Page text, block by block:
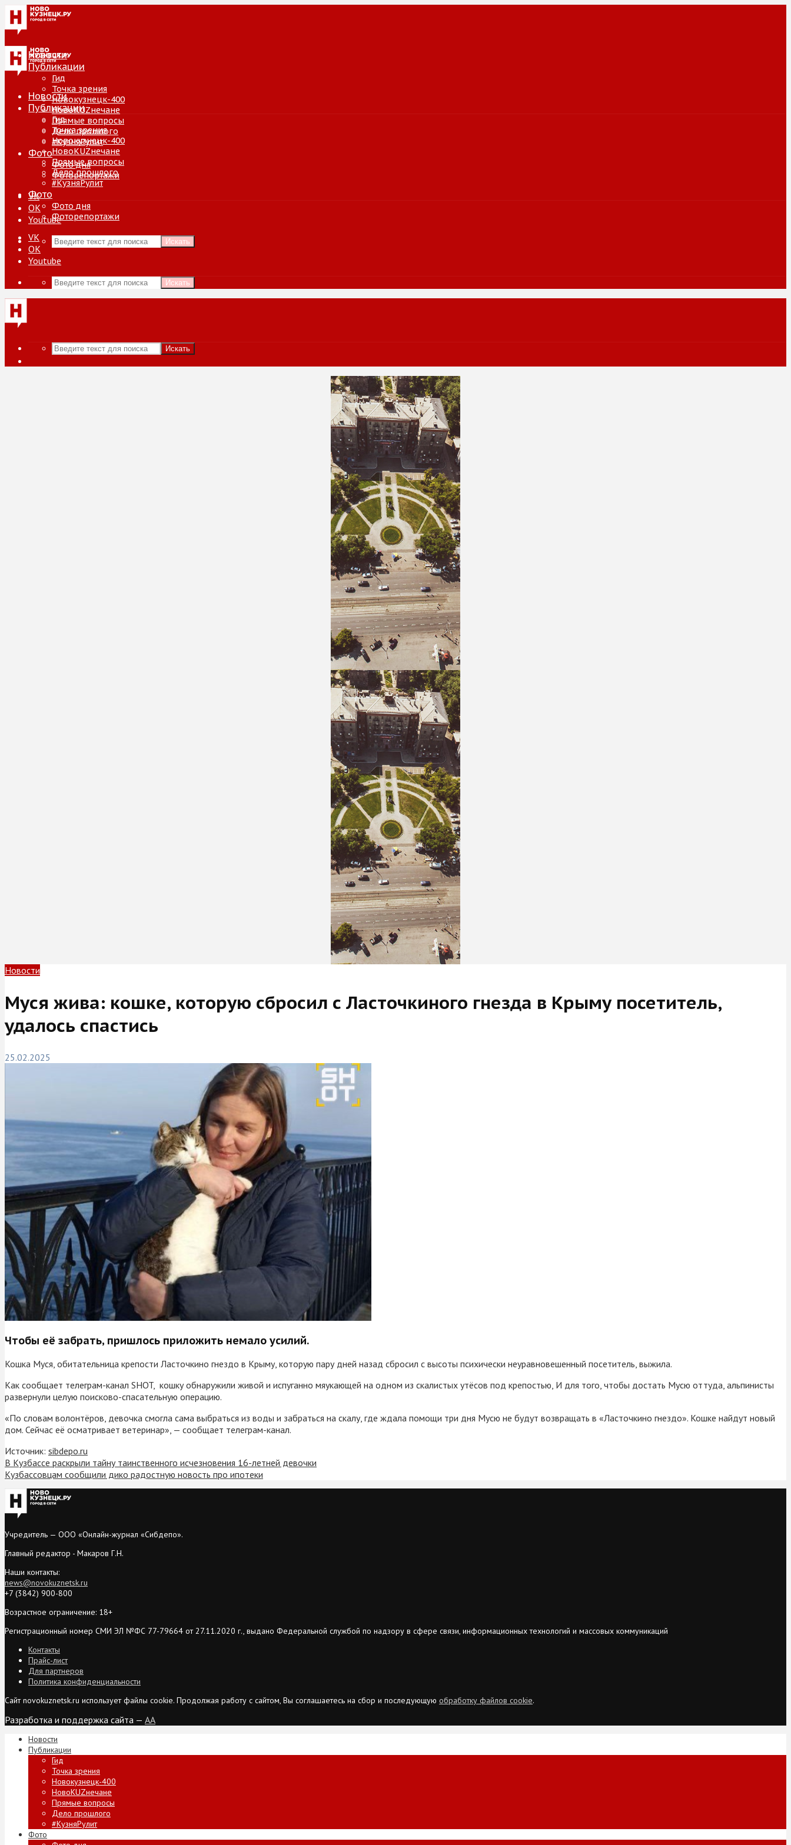
Новости
Публикации
Гид
Точка зрения
Новокузнецк-400
НовоKUZнечане
Прямые вопросы
Дело прошлого
#КузняРулит
Фото
Фото дня
Фоторепортажи
VK
ОК
Youtube
Искать
Новости
Публикации
Гид
Точка зрения
Новокузнецк-400
НовоKUZнечане
Прямые вопросы
Дело прошлого
#КузняРулит
Фото
Фото дня
Фоторепортажи
VK
ОК
Youtube
Искать
Искать
Новости
Муся жива: кошке, которую сбросил с Ласточкиного гнезда в Крыму посетитель,
удалось спастись
25.02.2025
Чтобы её забрать, пришлось приложить немало усилий.
Кошка Муся, обитательница крепости Ласточкино гнездо в Крыму, которую пару дней назад сбросил с высоты психически неуравновешенный посетитель, выжила.
Как сообщает телеграм-канал SHOT, кошку обнаружили живой и испуганно мяукающей на одном из скалистых утёсов под крепостью, И для того, чтобы достать Мусю оттуда, альпинисты
развернули целую поисково-спасательную операцию.
«По словам волонтёров, девочка смогла сама выбраться из воды и забраться на скалу, где ждала помощи три дня Мусю не будут возвращать в «Ласточкино гнездо». Кошке найдут новый
дом. Сейчас её осматривает ветеринар», — сообщает телеграм-канал.
Источник: sibdepo.ru
В Кузбассе раскрыли тайну таинственного исчезновения 16-летней девочки
Кузбассовцам сообщили дико радостную новость про ипотеки
Учредитель — ООО «Онлайн-журнал «Сибдепо».
Главный редактор - Макаров Г.Н.
Наши контакты:
news@novokuznetsk.ru
+7 (3842) 900-800
Возрастное ограничение: 18+
Регистрационный номер СМИ ЭЛ №ФС 77-79664 от 27.11.2020 г., выдано Федеральной службой по надзору в сфере связи, информационных технологий и массовых коммуникаций
Контакты
Прайс-лист
Для партнеров
Политика конфиденциальности
Сайт novokuznetsk.ru использует файлы cookie. Продолжая работу с сайтом, Вы соглашаетесь на сбор и последующую обработку файлов cookie.
Разработка и поддержка сайта — AA
Новости
Публикации
Гид
Точка зрения
Новокузнецк-400
НовоKUZнечане
Прямые вопросы
Дело прошлого
#КузняРулит
Фото